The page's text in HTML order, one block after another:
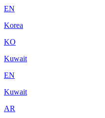
EN
Korea
KO
Kuwait
EN
Kuwait
AR